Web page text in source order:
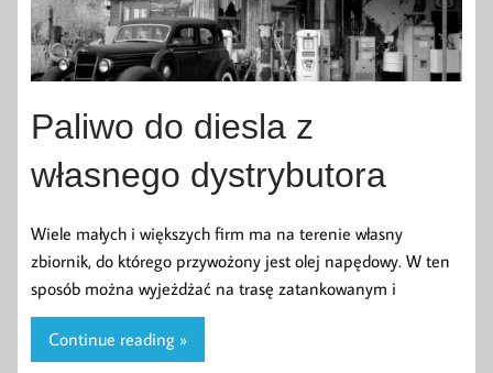
Paliwo do diesla z
własnego dystrybutora
Wiele małych i większych firm ma na terenie własny
zbiornik, do którego przywożony jest olej napędowy. W ten
sposób można wyjeżdżać na trasę zatankowanym i
Continue reading »